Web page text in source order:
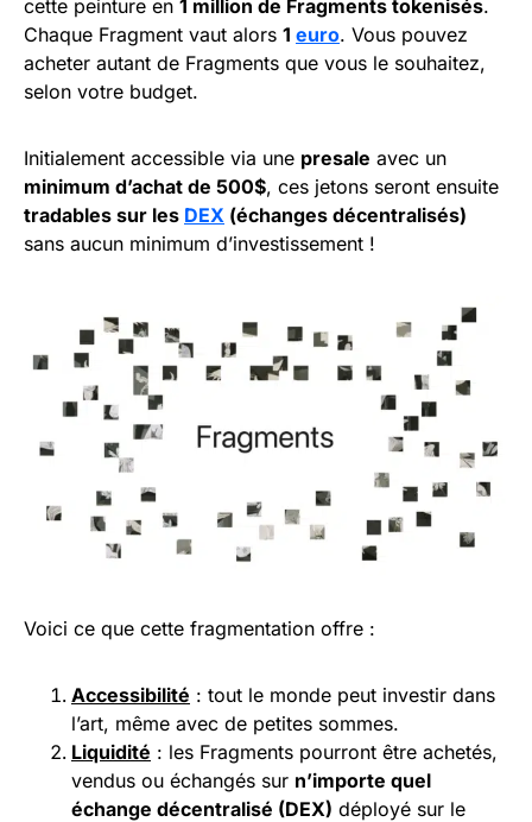
cette peinture en 1 million de Fragments tokenisés.
Chaque Fragment vaut alors 1 euro. Vous pouvez
acheter autant de Fragments que vous le souhaitez,
selon votre budget.
Initialement accessible via une presale avec un
minimum d’achat de 500$, ces jetons seront ensuite
tradables sur les DEX (échanges décentralisés)
sans aucun minimum d’investissement !
Voici ce que cette fragmentation offre :
Accessibilité : tout le monde peut investir dans
l’art, même avec de petites sommes.
Liquidité : les Fragments pourront être achetés,
vendus ou échangés sur n’importe quel
échange décentralisé (DEX) déployé sur le